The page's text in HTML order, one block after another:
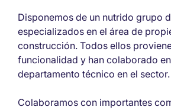
Disponemos de un nutrido grupo
especializados en el área de
construcción. Todos ellos
funcionalidad y han colaborado
departamento técnico en el sector.
Colaboramos con importantes